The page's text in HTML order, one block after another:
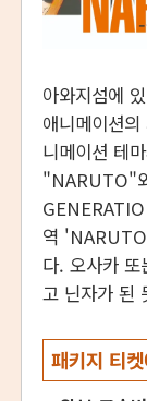
아와지섬에
애니메이션
니메이션 테
"NARUTO"
역
다. 오사카 또
고 닌자가 된
패키지 티